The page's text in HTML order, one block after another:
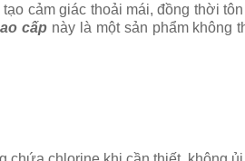
cảm giác thoải mái, đồng thời
cấp này là một sản phẩm không